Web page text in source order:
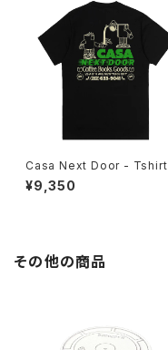
Casa Next Door - Tshirt
¥9,350
その他の商品